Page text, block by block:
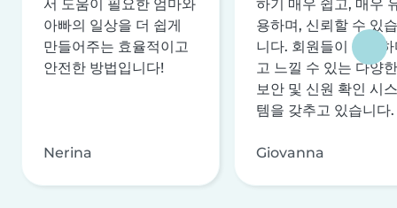
서 도움이 필요한 엄마와
아빠의 일상을 더 쉽게
만들어주는 효율적이고
안전한 방법입니다!
Nerina
하기 매우 쉽고, 매우
용하며, 신뢰할 수 있습
니다. 회원들이 안전
고 느낄 수 있는 다양한
보안 및 신원 확인 시스
템을 갖추고 있습니다.
Giovanna